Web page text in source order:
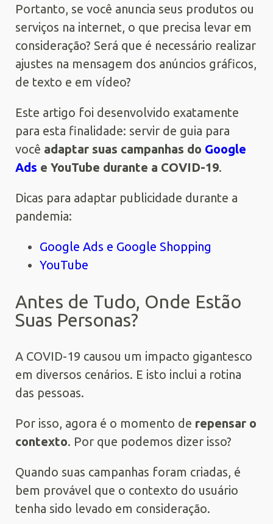
Portanto, se você anuncia seus produtos ou
serviços na internet, o que precisa levar em
consideração? Será que é necessário realizar
ajustes na mensagem dos anúncios gráficos,
de texto e em vídeo?
Este artigo foi desenvolvido exatamente
para esta finalidade: servir de guia para
você adaptar suas campanhas do Google
Ads e YouTube durante a COVID-19.
Dicas para adaptar publicidade durante a
pandemia:
Google Ads e Google Shopping
YouTube
Antes de Tudo, Onde Estão
Suas Personas?
A COVID-19 causou um impacto gigantesco
em diversos cenários. E isto inclui a rotina
das pessoas.
Por isso, agora é o momento de repensar o
contexto. Por que podemos dizer isso?
Quando suas campanhas foram criadas, é
bem provável que o contexto do usuário
tenha sido levado em consideração.